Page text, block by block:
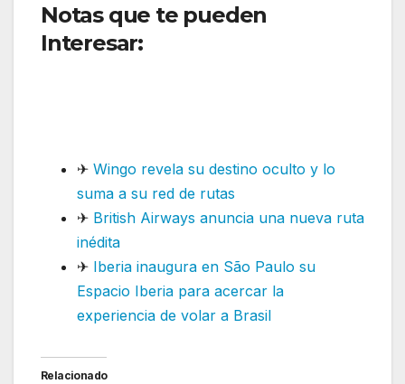
Notas que te pueden
Interesar:
✈ Wingo revela su destino oculto y lo
suma a su red de rutas
✈ British Airways anuncia una nueva ruta
inédita
✈ Iberia inaugura en São Paulo su
Espacio Iberia para acercar la
experiencia de volar a Brasil
Relacionado